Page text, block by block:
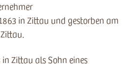
in Zittau und gestorben am
Zittau als Sohn eines